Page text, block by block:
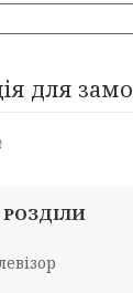
для